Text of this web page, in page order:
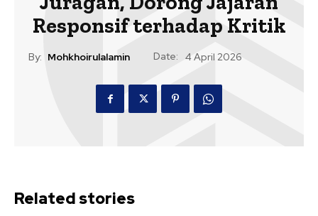
Responsif terhadap Kritik
By: Mohkhoirulalamin Date: 4 April 2026
Related stories